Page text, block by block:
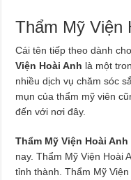
Thẩm Mỹ Viện
Cái tên tiếp theo dành
Viện Hoài Anh là một
nhiều dịch vụ chăm sóc
mụn của thẩm mỹ viên
đến với nơi đây.
Thẩm Mỹ Viện Hoài Anh
nay. Thẩm Mỹ Viện Hoài
tỉnh thành. Thẩm Mỹ